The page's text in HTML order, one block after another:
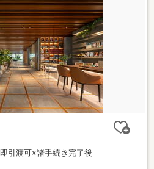
即引渡可※諸手続き完了後